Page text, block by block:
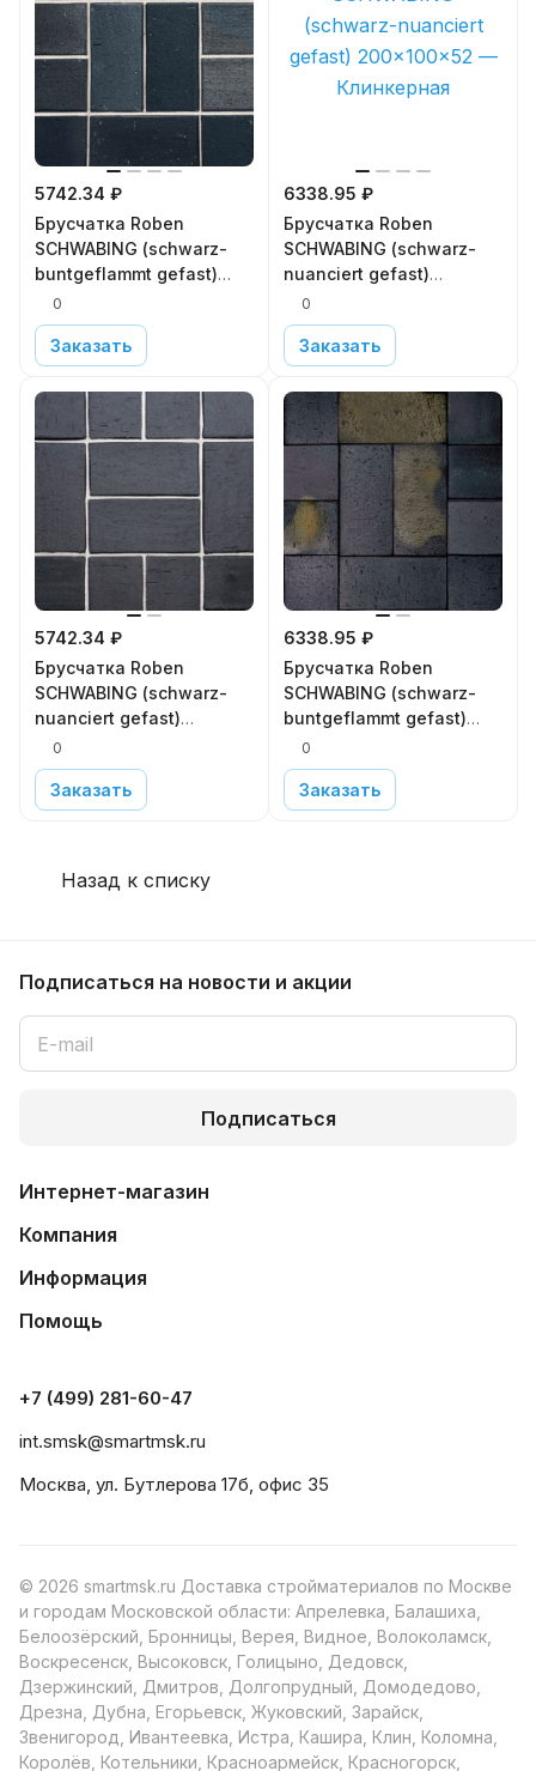
5742.34 ₽
Брусчатка Roben
SCHWABING (schwarz-
buntgeflammt gefast)
200x100x40 в
Московской области
0
Заказать
6338.95 ₽
Брусчатка Roben
SCHWABING (schwarz-
nuanciert gefast)
200x100x52 в
Московской области
0
Заказать
5742.34 ₽
Брусчатка Roben
SCHWABING (schwarz-
nuanciert gefast)
200x100x40 в
Московской области
0
Заказать
6338.95 ₽
Брусчатка Roben
SCHWABING (schwarz-
buntgeflammt gefast)
200x100x52 в
Московской области
0
Заказать
Назад к списку
Подписаться на новости и акции
Подписаться
Интернет-магазин
Компания
Информация
Помощь
+7 (499) 281-60-47
int.smsk@smartmsk.ru
Москва, ул. Бутлерова 17б, офис 35
© 2026 smartmsk.ru Доставка стройматериалов по Москве
и городам Московской области: Апрелевка, Балашиха,
Белоозёрский, Бронницы, Верея, Видное, Волоколамск,
Воскресенск, Высоковск, Голицыно, Дедовск,
Дзержинский, Дмитров, Долгопрудный, Домодедово,
Дрезна, Дубна, Егорьевск, Жуковский, Зарайск,
Звенигород, Ивантеевка, Истра, Кашира, Клин, Коломна,
Королёв, Котельники, Красноармейск, Красногорск,